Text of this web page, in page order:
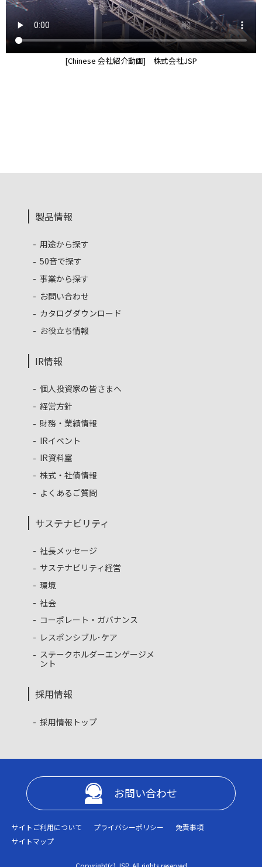
[Chinese 会社紹介動画] 株式会社JSP
製品情報
用途から探す
50音で探す
事業から探す
お問い合わせ
カタログダウンロード
お役立ち情報
IR情報
個人投資家の皆さまへ
経営方針
財務・業績情報
IRイベント
IR資料室
株式・社債情報
よくあるご質問
サステナビリティ
社長メッセージ
サステナビリティ経営
環境
社会
コーポレート・ガバナンス
レスポンシブル･ケア
ステークホルダーエンゲージメ
ント
採用情報
採用情報トップ
お問い合わせ
サイトご利用について プライバシーポリシー
免責事項
サイトマップ